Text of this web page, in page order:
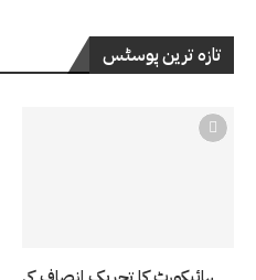
تازہ ترین پوسٹس